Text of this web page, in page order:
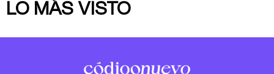
LO MÁS VISTO